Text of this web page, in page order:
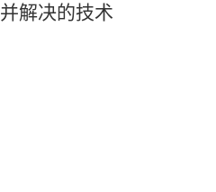
并解决的技术